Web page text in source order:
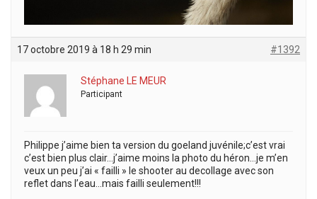
17 octobre 2019 à 18 h 29 min #1392
Stéphane LE MEUR
Participant
Philippe j’aime bien ta version du goeland juvénile;c’est vrai
c’est bien plus clair…j’aime moins la photo du héron…je m’en
veux un peu j’ai « failli » le shooter au decollage avec son
reflet dans l’eau…mais failli seulement!!!